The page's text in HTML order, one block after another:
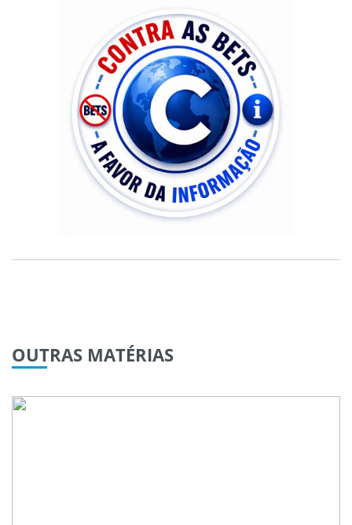
OUTRAS MATÉRIAS